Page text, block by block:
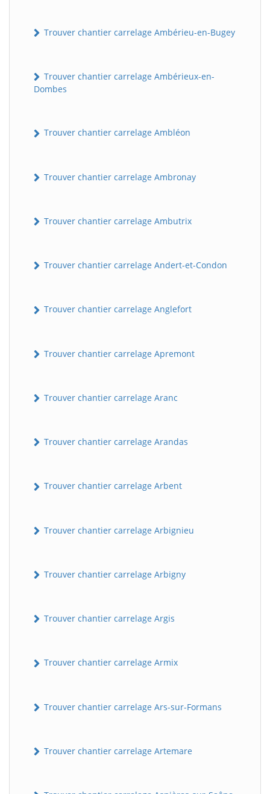
Trouver chantier carrelage Ambérieu-en-Bugey
Trouver chantier carrelage Ambérieux-en-
Dombes
Trouver chantier carrelage Ambléon
Trouver chantier carrelage Ambronay
Trouver chantier carrelage Ambutrix
Trouver chantier carrelage Andert-et-Condon
Trouver chantier carrelage Anglefort
Trouver chantier carrelage Apremont
Trouver chantier carrelage Aranc
Trouver chantier carrelage Arandas
Trouver chantier carrelage Arbent
Trouver chantier carrelage Arbignieu
Trouver chantier carrelage Arbigny
Trouver chantier carrelage Argis
Trouver chantier carrelage Armix
Trouver chantier carrelage Ars-sur-Formans
Trouver chantier carrelage Artemare